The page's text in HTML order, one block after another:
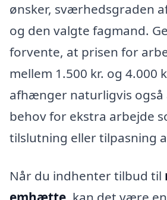
ønsker, sværhedsgraden
og den valgte fagmand.
forvente, at prisen for
mellem 1.500 kr. og 4.000
afhænger naturligvis også
behov for ekstra arbejde
tilslutning eller tilpasning
Når du indhenter tilbud til